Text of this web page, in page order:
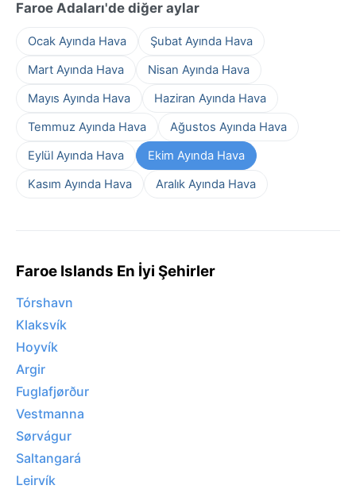
Faroe Adaları'de diğer aylar
Ocak Ayında Hava
Şubat Ayında Hava
Mart Ayında Hava
Nisan Ayında Hava
Mayıs Ayında Hava
Haziran Ayında Hava
Temmuz Ayında Hava
Ağustos Ayında Hava
Eylül Ayında Hava
Ekim Ayında Hava
Kasım Ayında Hava
Aralık Ayında Hava
Faroe Islands En İyi Şehirler
Tórshavn
Klaksvík
Hoyvík
Argir
Fuglafjørður
Vestmanna
Sørvágur
Saltangará
Leirvík